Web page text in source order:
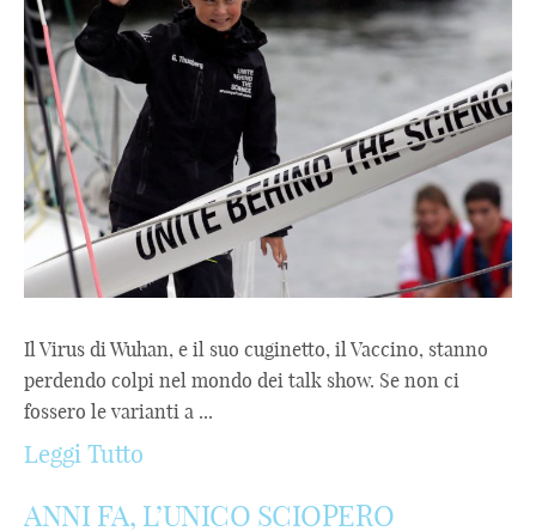
Il Virus di Wuhan, e il suo cuginetto, il Vaccino, stanno
perdendo colpi nel mondo dei talk show. Se non ci
fossero le varianti a ...
Leggi Tutto
ANNI FA, L’UNICO SCIOPERO